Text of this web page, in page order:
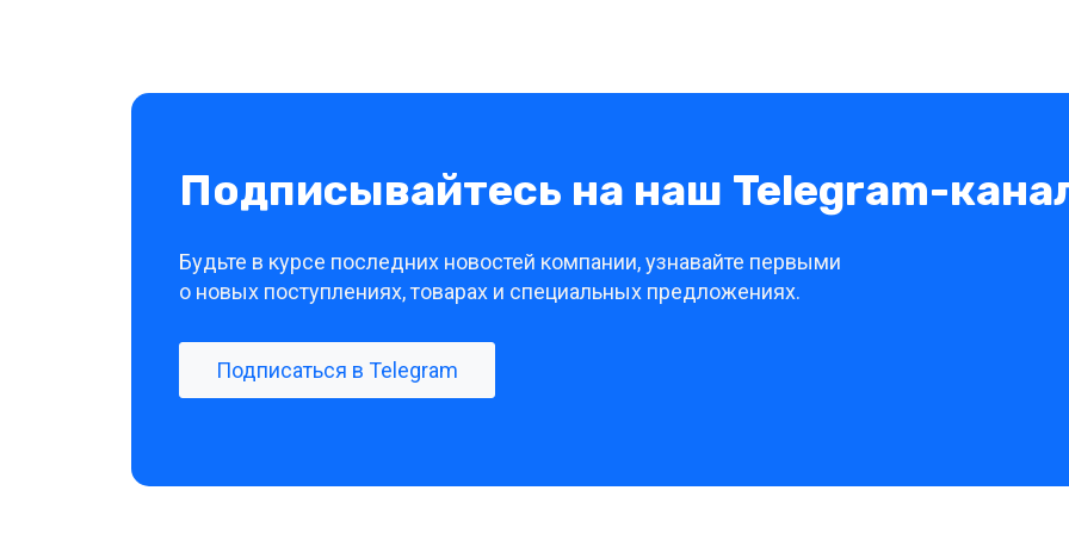
Подписывайтесь на наш Telegram-
Будьте в курсе последних новостей компании, узнавайте первыми
о новых поступлениях, товарах и специальных предложениях.
Подписаться в Telegram